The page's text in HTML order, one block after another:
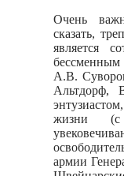
Очень
сказать,
является
бессменным
А.В.
Альтдорф,
жизни (с
армии